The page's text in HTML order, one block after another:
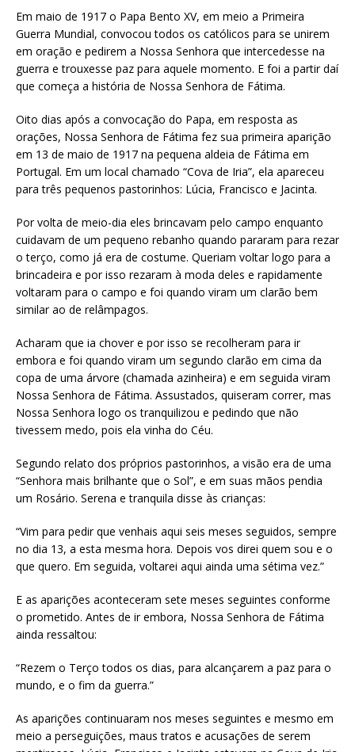
Em maio de 1917 o Papa Bento XV, em meio a Primeira
Guerra Mundial, convocou todos os católicos para se unirem
em oração e pedirem a Nossa Senhora que intercedesse na
guerra e trouxesse paz para aquele momento. E foi a partir daí
que começa a história de Nossa Senhora de Fátima.
Oito dias após a convocação do Papa, em resposta as
orações, Nossa Senhora de Fátima fez sua primeira aparição
em 13 de maio de 1917 na pequena aldeia de Fátima em
Portugal. Em um local chamado “Cova de Iria”, ela apareceu
para três pequenos pastorinhos: Lúcia, Francisco e Jacinta.
Por volta de meio-dia eles brincavam pelo campo enquanto
cuidavam de um pequeno rebanho quando pararam para rezar
o terço, como já era de costume. Queriam voltar logo para a
brincadeira e por isso rezaram à moda deles e rapidamente
voltaram para o campo e foi quando viram um clarão bem
similar ao de relâmpagos.
Acharam que ia chover e por isso se recolheram para ir
embora e foi quando viram um segundo clarão em cima da
copa de uma árvore (chamada azinheira) e em seguida viram
Nossa Senhora de Fátima. Assustados, quiseram correr, mas
Nossa Senhora logo os tranquilizou e pedindo que não
tivessem medo, pois ela vinha do Céu.
Segundo relato dos próprios pastorinhos, a visão era de uma
“Senhora mais brilhante que o Sol”, e em suas mãos pendia
um Rosário. Serena e tranquila disse às crianças:
“Vim para pedir que venhais aqui seis meses seguidos, sempre
no dia 13, a esta mesma hora. Depois vos direi quem sou e o
que quero. Em seguida, voltarei aqui ainda uma sétima vez.”
E as aparições aconteceram sete meses seguintes conforme
o prometido. Antes de ir embora, Nossa Senhora de Fátima
ainda ressaltou:
“Rezem o Terço todos os dias, para alcançarem a paz para o
mundo, e o fim da guerra.”
As aparições continuaram nos meses seguintes e mesmo em
meio a perseguições, maus tratos e acusações de serem